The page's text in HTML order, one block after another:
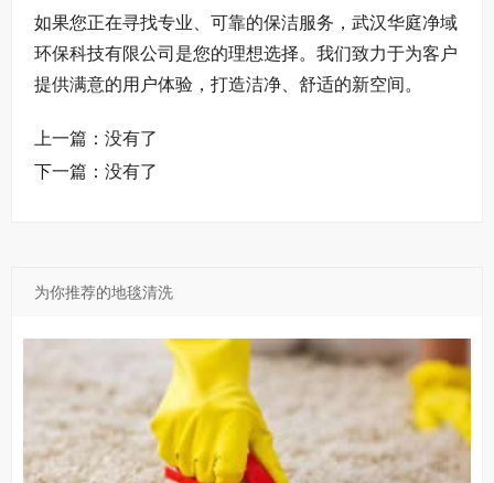
如果您正在寻找专业、可靠的保洁服务，武汉华庭净域
环保科技有限公司是您的理想选择。我们致力于为客户
提供满意的用户体验，打造洁净、舒适的新空间。
上一篇：没有了
下一篇：没有了
为你推荐的地毯清洗